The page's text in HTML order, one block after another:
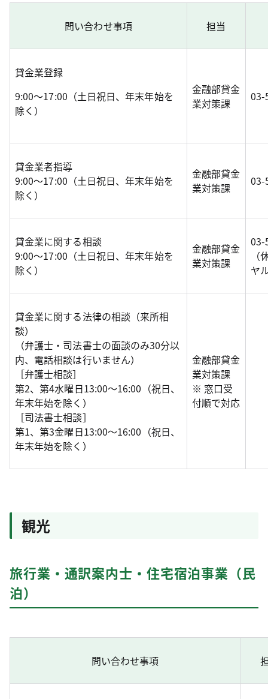
問い合わせ事項 担当
貸金業登録
9:00～17:00（土日祝日、年末年始を
除く）
金融部貸金
業対策課
03-
貸金業者指導
9:00～17:00（土日祝日、年末年始を
除く）
金融部貸金
業対策課
03-
貸金業に関する相談
9:00～17:00（土日祝日、年末年始を
除く）
金融部貸金
業対策課
03-
ヤ
貸金業に関する法律の相談（来所相
談）
（弁護士・司法書士の面談のみ30分以
内、電話相談は行いません）
［弁護士相談］
第2、第4水曜日13:00～16:00（祝日、
年末年始を除く）
［司法書士相談］
第1、第3金曜日13:00～16:00（祝日、
年末年始を除く）
金融部貸金
業対策課
※ 窓口受
付順で対応
観光
旅行業・通訳案内士・住宅宿泊事業（民
泊）
問い合わせ事項